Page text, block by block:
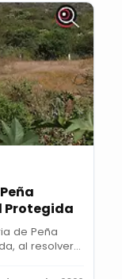
Protegida
de Peña
al resolver...